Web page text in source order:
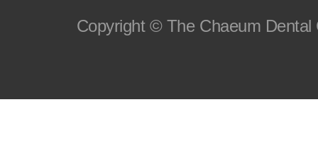
Copyright © The Chaeum Dental